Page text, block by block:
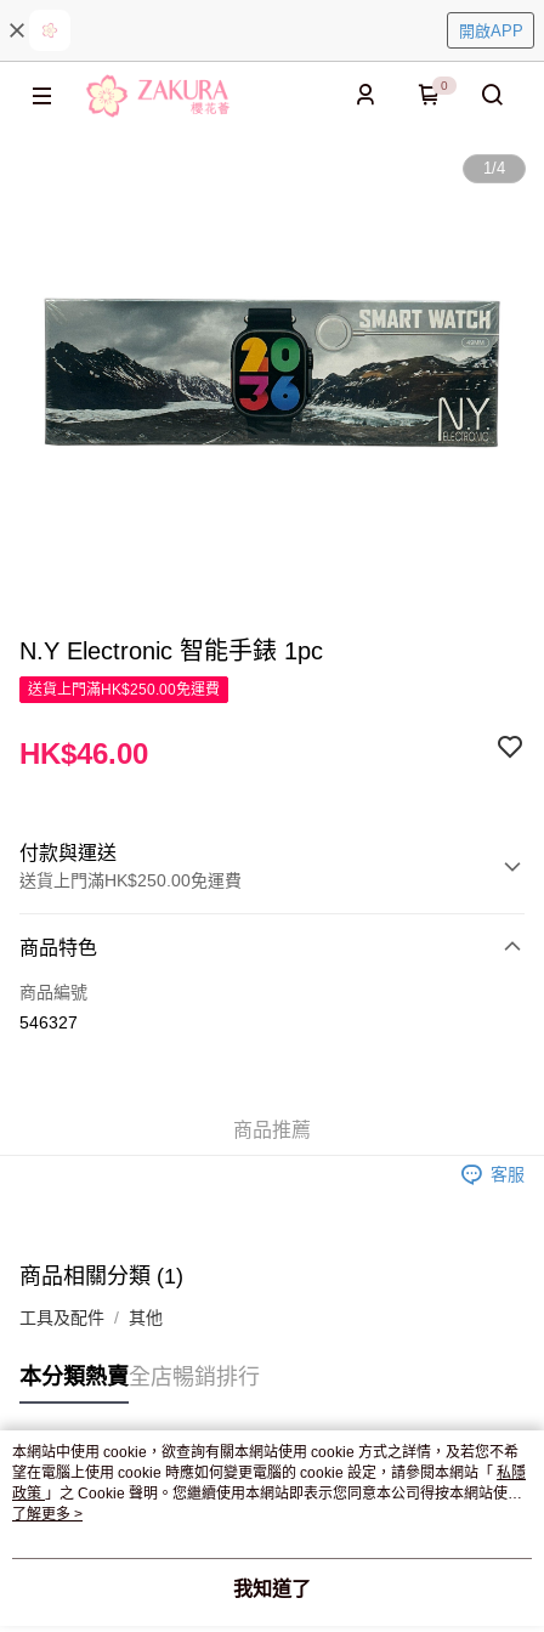
開啟APP
0
1/4
N.Y Electronic 智能手錶 1pc
送貨上門滿HK$250.00免運費
HK$46.00
付款與運送
送貨上門滿HK$250.00免運費
信用卡
Apple Pay
付款後門市自取，訂單確認後2-4個工作天到店，7天內取。逾期後
商品特色
商品編號
546327
商品推薦
客服
商品相關分類 (1)
工具及配件 其他
本分類熱賣全店暢銷排行
熱門標籤
熱銷排行
本網站中使用 cookie，欲查詢有關本網站使用 cookie 方式之詳情，及若您不希
望在電腦上使用 cookie 時應如何變更電腦的 cookie 設定，請參閱本網站「 私隱
政策 」之 Cookie 聲明。您繼續使用本網站即表示您同意本公司得按本網站使用
條款之 Cookie 聲明使用 cookie。
了解更多 >
我知道了